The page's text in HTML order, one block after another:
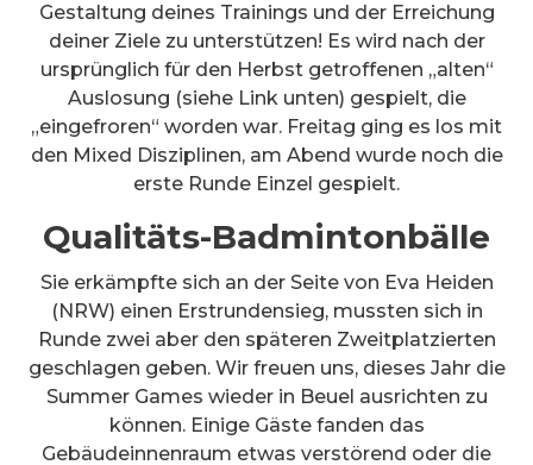
Gestaltung deines Trainings und der Erreichung
deiner Ziele zu unterstützen! Es wird nach der
ursprünglich für den Herbst getroffenen „alten“
Auslosung (siehe Link unten) gespielt, die
„eingefroren“ worden war. Freitag ging es los mit
den Mixed Disziplinen, am Abend wurde noch die
erste Runde Einzel gespielt.
Qualitäts-Badmintonbälle
Sie erkämpfte sich an der Seite von Eva Heiden
(NRW) einen Erstrundensieg, mussten sich in
Runde zwei aber den späteren Zweitplatzierten
geschlagen geben. Wir freuen uns, dieses Jahr die
Summer Games wieder in Beuel ausrichten zu
können. Einige Gäste fanden das
Gebäudeinnenraum etwas verstörend oder die